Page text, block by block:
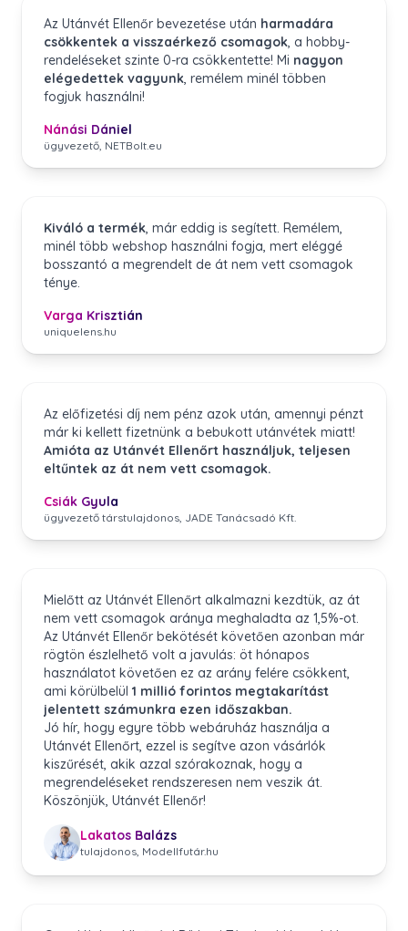
Az Utánvét Ellenőr bevezetése után harmadára
csökkentek a visszaérkező csomagok, a hobby-
rendeléseket szinte 0-ra csökkentette! Mi nagyon
elégedettek vagyunk, remélem minél többen
fogjuk használni!
Nánási Dániel
ügyvezető, NETBolt.eu
Kiváló a termék, már eddig is segített. Remélem,
minél több webshop használni fogja, mert eléggé
bosszantó a megrendelt de át nem vett csomagok
ténye.
Varga Krisztián
uniquelens.hu
Az előfizetési díj nem pénz azok után, amennyi pénzt
már ki kellett fizetnünk a bebukott utánvétek miatt!
Amióta az Utánvét Ellenőrt használjuk, teljesen
eltűntek az át nem vett csomagok.
Csiák Gyula
ügyvezető társtulajdonos, JADE Tanácsadó Kft.
Mielőtt az Utánvét Ellenőrt alkalmazni kezdtük, az át
nem vett csomagok aránya meghaladta az 1,5%-ot.
Az Utánvét Ellenőr bekötését követően azonban már
rögtön észlelhető volt a javulás: öt hónapos
használatot követően ez az arány felére csökkent,
ami körülbelül 1 millió forintos megtakarítást
jelentett számunkra ezen időszakban.
Jó hír, hogy egyre több webáruház használja a
Utánvét Ellenőrt, ezzel is segítve azon vásárlók
kiszűrését, akik azzal szórakoznak, hogy a
megrendeléseket rendszeresen nem veszik át.
Köszönjük, Utánvét Ellenőr!
Lakatos Balázs
tulajdonos, Modellfutár.hu